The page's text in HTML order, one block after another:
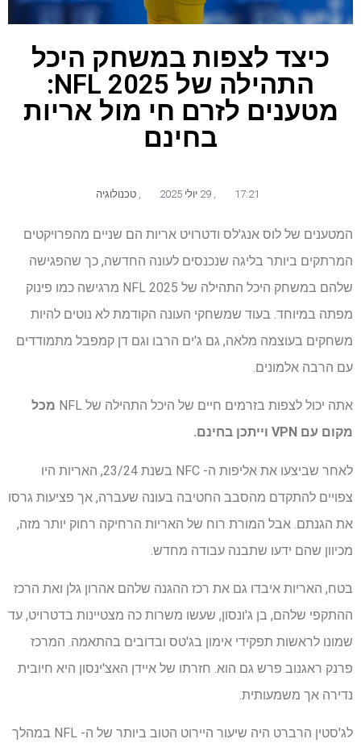
כיצד לצפות במשחק היכל
התהילה של NFL 2025:
מטענים לזרם חי מול אריות
בחינם
17:21 29 יולי 2025 טכנולוגיה
המטענים של לוס אנג'לס ודטרויט אריות הם שניים מהפרויקטים
המרתקים ביותר בליגה שנכנסים לעונה החדשה, כך שהפגישה
שלהם במשחק היכל התהילה של NFL 2025 מרגישה כמו פינוק
מפתה במיוחד. בעוד שמשחקי העונה הקודמת לא נוטים להיות
משחקים בעוצמה מלאה, גם ג'ים הרבו וגם דן קמפבל מתמודדים
עם הרבה אלמונים.
אתה יכול לצפות בזרמים חיים של היכל התהילה של NFL
מכל
מקום עם VPN
וייתכן בחינם.
לאחר שביצעו את אליפות ה- NFC בשנת 23/24, האריות היו
צפויים להתקדם מהסבב החטיבה בעונה שעברה, אך פציעות גרסו
את הגנתם. אבל המורת רוח של האריות הרחיקה רחוק יותר מזה,
מכיוון שהם ידעו שתבנה עבודה מחדש.
בטח, האריות איבדו גם את רכז ההגנה שלהם אהרון גלן ואת הרכז
ההתקפי שלהם, בן ג'ונסון, שעשו משרות כה מצטיינות בדטרויט, עד
שמונו לראשות תפקידי אימון בג'טס ובדובים בהתאמה. המרכז
פרנק ראגנוב פרש גם הוא. חזרתו של איידן האצ'ינסון היא חיובית
נדירה אך משמעותית.
לג'סטין הרברט היה שיעור היירוט הטוב ביותר של ה- NFL במהלך